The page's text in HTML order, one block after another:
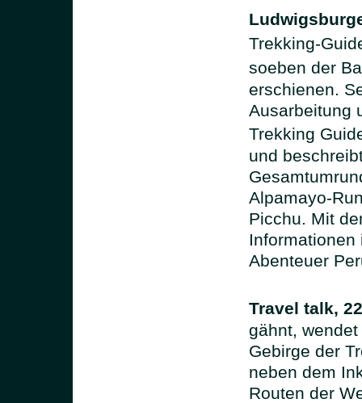
Trekking-
soeben der
erschienen.
Ausarbeitung
Trekking
und
Alpamayo-
Picchu. Mit
Abenteuer
Travel talk,
gähnt,
Gebirge der
neben dem
Routen der